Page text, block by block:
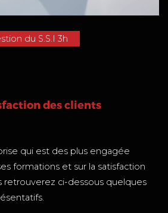
du S.S.I 3h
des clients
qui est des plus engagée
formations et sur la satisfaction
retrouverez ci-dessous quelques